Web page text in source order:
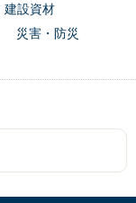
建設資材
災害・防災